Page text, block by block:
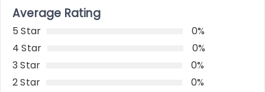
Average Rating
5 Star
0%
4 Star
0%
3 Star
0%
2 Star
0%